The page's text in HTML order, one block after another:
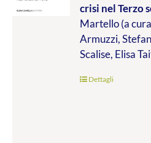
a
crisi nel Terzo
Martello (a
Armuzzi,
Scalise, Elisa
Dettagli